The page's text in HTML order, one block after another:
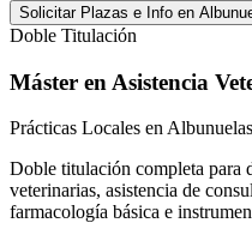
Solicitar Plazas e Info en
Doble Titulación
Máster en Asistencia
Prácticas Locales en
Doble titulación completa para
veterinarias, asistencia de
farmacología básica e